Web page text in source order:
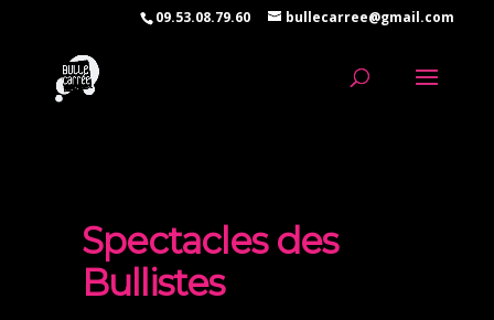
09.53.08.79.60 bullecarree@gmail.com
Spectacles des
Bullistes